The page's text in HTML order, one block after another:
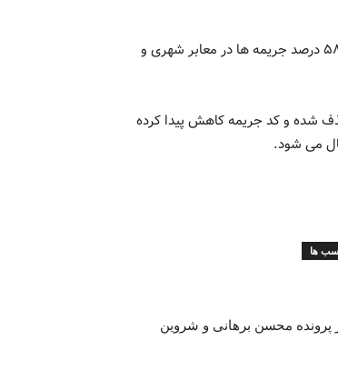
وی ادامه داد: بحث بالابردن نرخ جرم می تواند در کاهش تخلفات موثر باشد. ۵۸ درصد جریمه ها در معابر شهری و
کد جریمه ها در گذشته ۱۹۱ مورد بود که ۸ بند آن حذف شده و کد جریمه کاهش پیدا کرده
می شود.
ها
پرونده محسن برهانی و شروین